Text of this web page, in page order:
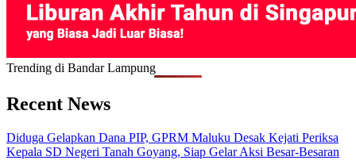
Trending di Bandar Lampung
Recent News
Diduga Gelapkan Dana PIP, GPRM Maluku Desak Kejati Periksa
Kepala SD Negeri Tanah Goyang, Siap Gelar Aksi Besar-Besaran